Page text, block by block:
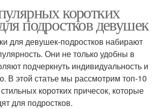
коротких
подростков девушек
для девушек-подростков набирают
Они не только удобны в
подчеркнуть индивидуальность и
В этой статье мы рассмотрим топ-10
коротких причесок, которые
для подростков.